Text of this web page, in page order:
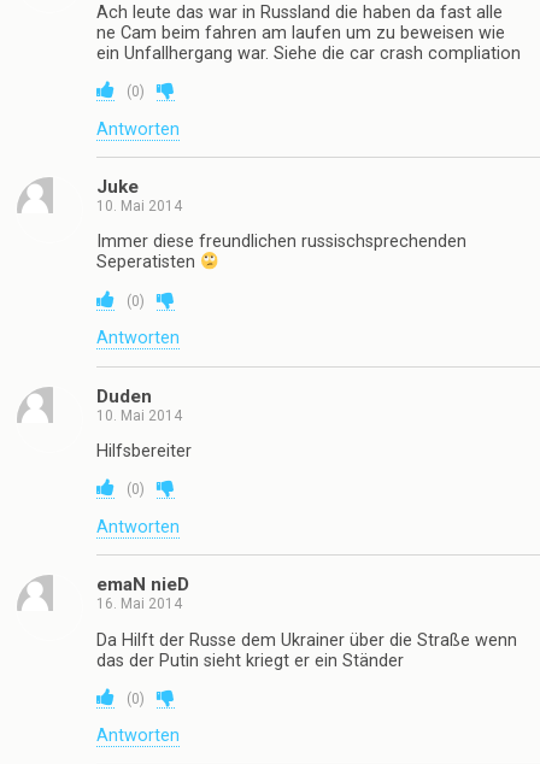
Ach leute das war in Russland die haben da fast alle
ne Cam beim fahren am laufen um zu beweisen wie
ein Unfallhergang war. Siehe die car crash compliation
(0)
Antworten
Juke
10. Mai 2014
Immer diese freundlichen russischsprechenden
Seperatisten
(0)
Antworten
Duden
10. Mai 2014
Hilfsbereiter
(0)
Antworten
emaN nieD
16. Mai 2014
Da Hilft der Russe dem Ukrainer über die Straße wenn
das der Putin sieht kriegt er ein Ständer
(0)
Antworten